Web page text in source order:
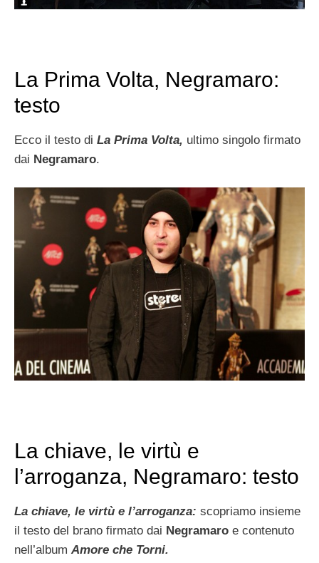
La Prima Volta, Negramaro:
testo
Ecco il testo di La Prima Volta, ultimo singolo firmato
dai Negramaro.
La chiave, le virtù e
l’arroganza, Negramaro: testo
La chiave, le virtù e l’arroganza: scopriamo insieme
il testo del brano firmato dai Negramaro e contenuto
nell’album Amore che Torni.